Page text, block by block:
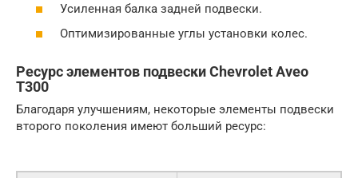
Усиленная балка задней подвески.
Оптимизированные углы установки колес.
Ресурс элементов подвески Chevrolet Aveo
T300
Благодаря улучшениям, некоторые элементы подвески
второго поколения имеют больший ресурс: